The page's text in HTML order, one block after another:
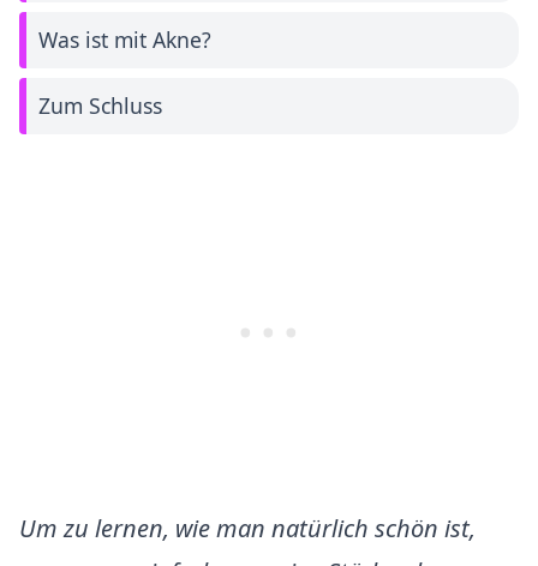
Was ist mit Akne?
Zum Schluss
Um zu lernen, wie man natürlich schön ist,